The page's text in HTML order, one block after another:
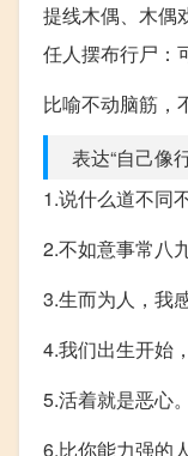
提线木偶、木偶
任人摆布行尸：
比喻不动脑筋，
表达“自己像
1.说什么道不同
2.不如意事常八
3.生而为人，我
4.我们出生开始
5.活着就是恶心。
6.比你能力强的